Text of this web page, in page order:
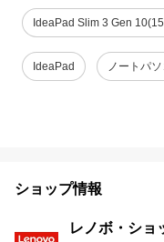
IdeaPad Slim 3 Gen
IdeaPad ノートパ
ショップ情報
レノボ・シ